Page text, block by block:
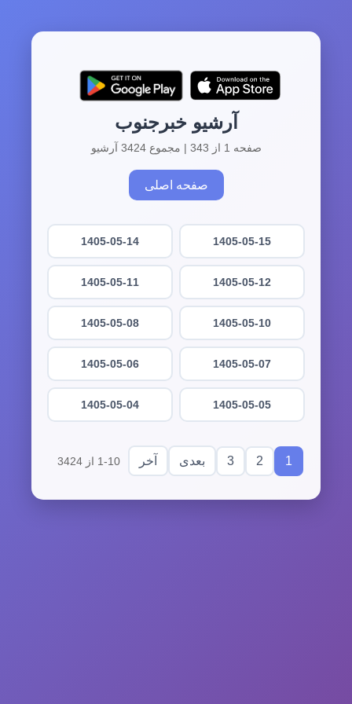
آرشیو خبرجنوب
صفحه 1 از 343 | مجموع 3424 آرشیو
صفحه اصلی
1405-05-15
1405-05-14
1405-05-12
1405-05-11
1405-05-10
1405-05-08
1405-05-07
1405-05-06
1405-05-05
1405-05-04
1
2
3 بعدی آخر 1-10 از 3424